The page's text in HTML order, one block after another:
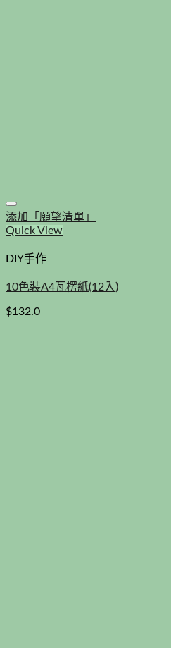
添加「願望清單」
Quick View
DIY手作
10色裝A4瓦楞紙(12入)
$132.0